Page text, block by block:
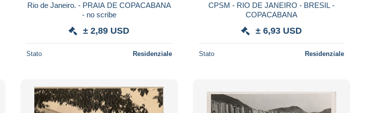
Rio de Janeiro. - PRAIA DE COPACABANA
- no scribe
± 2,89 USD
Stato Residenziale
CPSM - RIO DE JANEIRO - BRESIL -
COPACABANA
± 6,93 USD
Stato Residenziale